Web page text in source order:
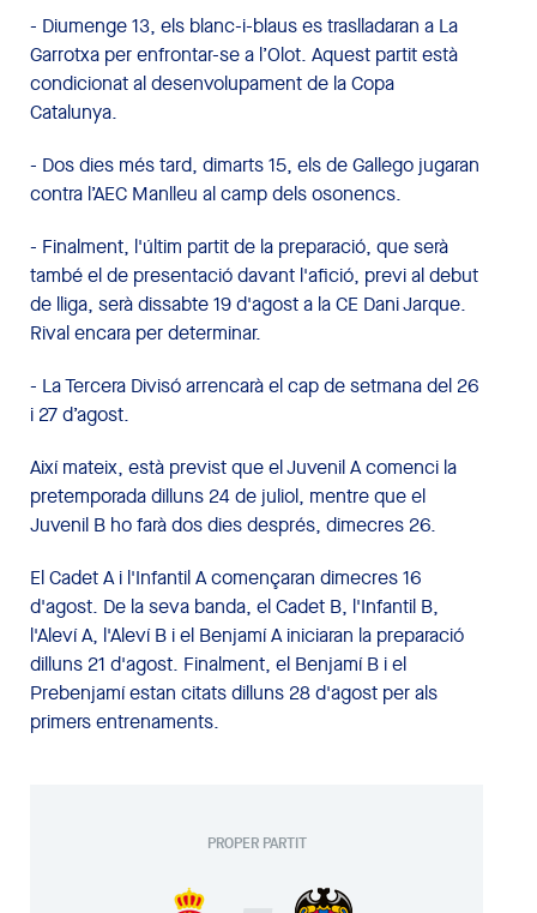
- Diumenge 13, els blanc-i-blaus es traslladaran a La
Garrotxa per enfrontar-se a l’Olot. Aquest partit està
condicionat al desenvolupament de la Copa
Catalunya.
- Dos dies més tard, dimarts 15, els de Gallego jugaran
contra l’AEC Manlleu al camp dels osonencs.
- Finalment, l'últim partit de la preparació, que serà
també el de presentació davant l'afició, previ al debut
de lliga, serà dissabte 19 d'agost a la CE Dani Jarque.
Rival encara per determinar.
- La Tercera Divisó arrencarà el cap de setmana del 26
i 27 d’agost.
Així mateix, està previst que el Juvenil A comenci la
pretemporada dilluns 24 de juliol, mentre que el
Juvenil B ho farà dos dies després, dimecres 26.
El Cadet A i l'Infantil A començaran dimecres 16
d'agost. De la seva banda, el Cadet B, l'Infantil B,
l'Aleví A, l'Aleví B i el Benjamí A iniciaran la preparació
dilluns 21 d'agost. Finalment, el Benjamí B i el
Prebenjamí estan citats dilluns 28 d'agost per als
primers entrenaments.
PROPER PARTIT